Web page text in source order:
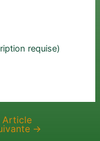
requise)
Article
→